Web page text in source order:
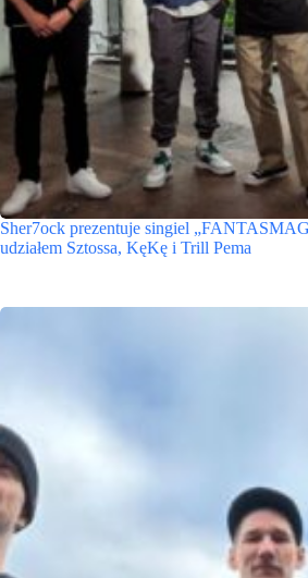
Sher7ock prezentuje singiel
udziałem Sztossa, KęKę i Trill Pema